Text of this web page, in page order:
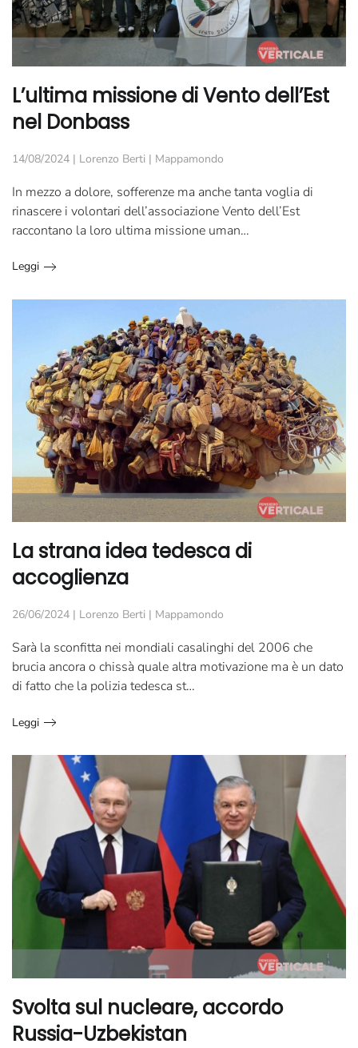
L’ultima missione di Vento dell’Est
nel Donbass
14/08/2024 | Lorenzo Berti | Mappamondo
In mezzo a dolore, sofferenze ma anche tanta voglia di
rinascere i volontari dell’associazione Vento dell’Est
raccontano la loro ultima missione uman…
Leggi
La strana idea tedesca di
accoglienza
26/06/2024 | Lorenzo Berti | Mappamondo
Sarà la sconfitta nei mondiali casalinghi del 2006 che
brucia ancora o chissà quale altra motivazione ma è un dato
di fatto che la polizia tedesca st…
Leggi
Svolta sul nucleare, accordo
Russia-Uzbekistan